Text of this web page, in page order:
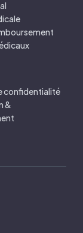
confidentialité
&